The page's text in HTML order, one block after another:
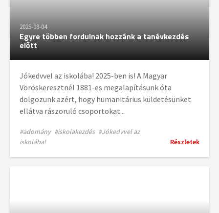
2025-08-04
Egyre többen fordulnak hozzánk a tanévkezdés
előtt
Jókedvvel az iskolába! 2025-ben is! A Magyar
Vöröskeresztnél 1881-es megalapításunk óta
dolgozunk azért, hogy humanitárius küldetésünket
ellátva rászoruló csoportokat...
#adomány #iskolakezdés #Jókedvvel az
iskolába!
Részletek